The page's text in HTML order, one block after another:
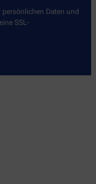
Daten und
SSL-